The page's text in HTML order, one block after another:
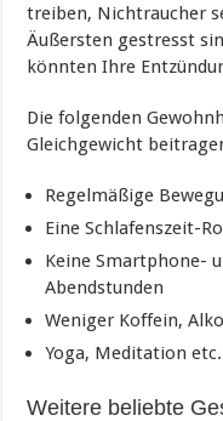
treiben, Nichtraucher
Äußersten gestresst
könnten Ihre
Die folgenden
Gleichgewicht
Regelmäßige
Eine Schlafenszeit-
Keine Smartphone-
Abendstunden
Weniger Koffein,
Yoga, Meditation etc.
Weitere beliebte